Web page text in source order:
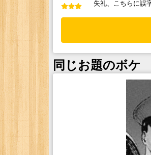
失礼、こちらに誤
同じお題のボケ